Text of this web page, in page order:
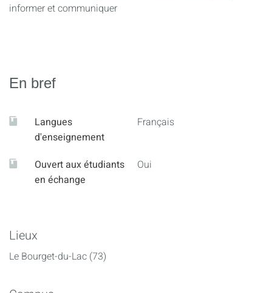
informer et communiquer
En bref
Langues
d'enseignement
Français
Ouvert aux étudiants
en échange
Oui
Lieux
Le Bourget-du-Lac (73)